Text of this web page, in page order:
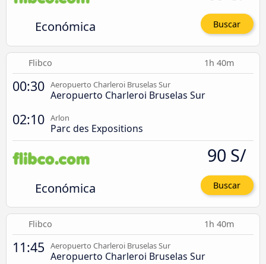
Económica Buscar
Flibco 1h 40m
00:30 Aeropuerto Charleroi Bruselas Sur
Aeropuerto Charleroi Bruselas Sur
02:10 Arlon
Parc des Expositions
Económica
90 S/
Buscar
Flibco 1h 40m
11:45 Aeropuerto Charleroi Bruselas Sur
Aeropuerto Charleroi Bruselas Sur